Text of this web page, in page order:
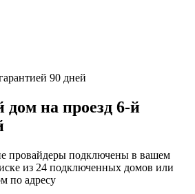
90 дней
дом на проезд 6-й
провайдеры подключены в вашем
из 24 подключенных домов или
по адресу